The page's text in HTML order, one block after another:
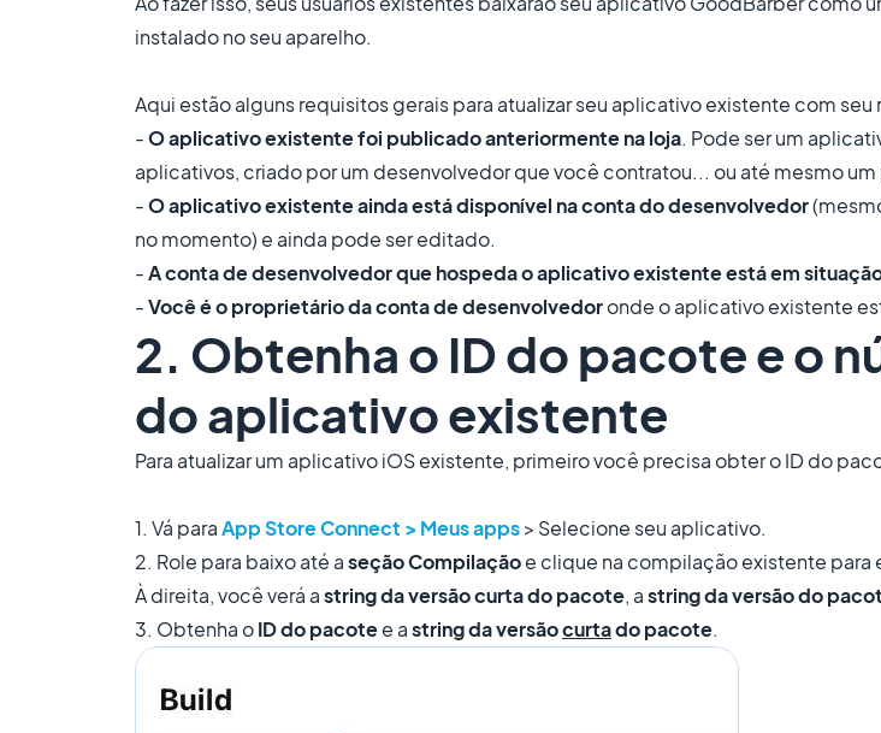
instalado no seu aparelho.
Aqui estão alguns requisitos gerais para atualizar seu aplicativo existente com
-O aplicativo existente foi publicado anteriormente na loja. Pode ser um
aplicativos, criado por um desenvolvedor que você contratou... ou até mesmo
-O aplicativo existente ainda está disponível na conta do desenvolvedor
no momento) e ainda pode ser editado.
-A conta de desenvolvedor que hospeda o aplicativo existente está em
-Você é o proprietário da conta de desenvolvedoronde o aplicativo existente
2. Obtenha o ID do pacote e o
do aplicativo existente
Para atualizar um aplicativo iOS existente, primeiro você precisa obter o ID do
1. Vá paraApp Store Connect > Meus apps> Selecione seu aplicativo.
2. Role para baixo até aseção Compilaçãoe clique na compilação existente para
À direita, você verá astring da versão curta do pacote, astring da versão do
3. Obtenha oID do pacotee astring da versãocurtado pacote.